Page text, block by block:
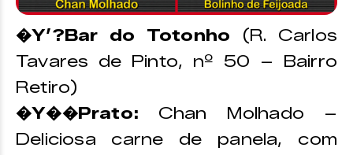
�Y’?Bar do Totonho (R. Carlos
Tavares de Pinto, nº 50 – Bairro
Retiro)
�Y��Prato: Chan Molhado –
Deliciosa carne de panela, com